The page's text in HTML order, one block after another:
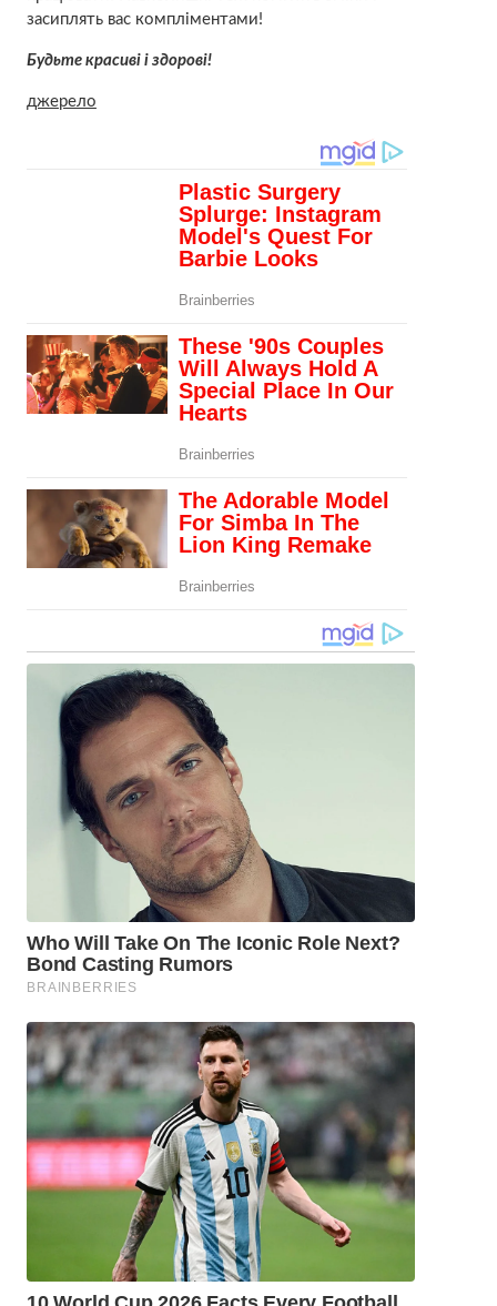
засиплять вас компліментами!
Будьте красиві і здорові!
джерело